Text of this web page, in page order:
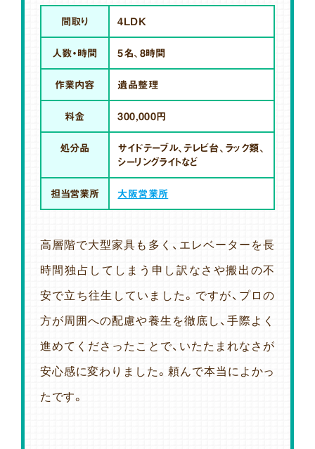
間取り 4LDK
人数・時間 5名、8時間
作業内容 遺品整理
料金 300,000円
処分品
サイドテーブル、テレビ台、ラック類、
シーリングライトなど
担当営業所 大阪営業所
高層階で大型家具も多く、エレベーターを長
時間独占してしまう申し訳なさや搬出の不
安で立ち往生していました。ですが、プロの
方が周囲への配慮や養生を徹底し、手際よく
進めてくださったことで、いたたまれなさが
安心感に変わりました。頼んで本当によかっ
たです。